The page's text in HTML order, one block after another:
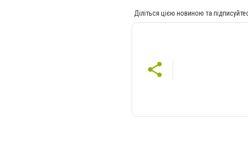
Діліться цією новиною та